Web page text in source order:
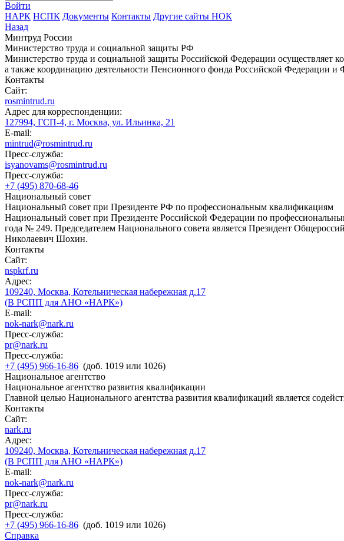
Войти
НАРК НСПК Документы Контакты Другие сайты НОК
Назад
Минтруд России
Министерство труда и социальной защиты РФ
Министерство труда и социальной защиты Российской Федерации осуществляет
а также координацию деятельности Пенсионного фонда Российской Федерации и
Контакты
Сайт:
rosmintrud.ru
Адрес для корреспонденции:
127994, ГСП-4, г. Москва, ул. Ильинка, 21
E-mail:
mintrud@rosmintrud.ru
Пресс-служба:
isyanovams@rosmintrud.ru
Пресс-служба:
+7 (495) 870-68-46
Национальный совет
Национальный совет при Президенте РФ по профессиональным квалификациям
Национальный совет при Президенте Российской Федерации по
года № 249. Председателем Национального совета является Президент
Николаевич Шохин.
Контакты
Сайт:
nspkrf.ru
Адрес:
109240, Москва, Котельническая набережная д.17
(В РСПП для АНО «НАРК»)
E-mail:
nok-nark@nark.ru
Пресс-служба:
pr@nark.ru
Пресс-служба:
+7 (495) 966-16-86 (доб. 1019 или 1026)
Национальное агентство
Национальное агентство развития квалификации
Главной целью Национального агентства развития квалификаций является
Контакты
Сайт:
nark.ru
Адрес:
109240, Москва, Котельническая набережная д.17
(В РСПП для АНО «НАРК»)
E-mail:
nok-nark@nark.ru
Пресс-служба:
pr@nark.ru
Пресс-служба:
+7 (495) 966-16-86 (доб. 1019 или 1026)
Справка